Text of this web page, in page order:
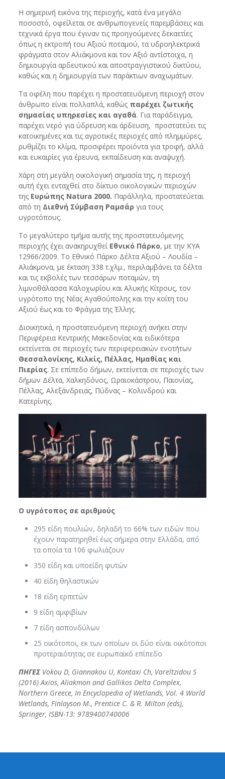
Η σημερινή εικόνα της περιοχής, κατά ένα μεγάλο
ποσοστό, οφείλεται σε ανθρωπογενείς παρεμβάσεις και
τεχνικά έργα που έγιναν τις προηγούμενες δεκαετίες
όπως η εκτροπή του Αξιού ποταμού, τα υδροηλεκτρικά
φράγματα στον Αλιάκμονα και τον Αξιό αντίστοιχα, η
δημιουργία αρδευτικού και αποστραγγιστικού δικτύου,
καθώς και η δημιουργία των παράκτιων αναχωμάτων.
Τα οφέλη που παρέχει η προστατευόμενη περιοχή στον
άνθρωπο είναι πολλαπλά, καθώς παρέχει ζωτικής
σημασίας υπηρεσίες και αγαθά. Για παράδειγμα,
παρέχει νερό για ύδρευση και άρδευση, προστατεύει τις
κατοικημένες και τις αγροτικές περιοχές από πλημμύρες,
ρυθμίζει το κλίμα, προσφέρει προϊόντα για τροφή, αλλά
και ευκαιρίες για έρευνα, εκπαίδευση και αναψυχή.
Χάρη στη μεγάλη οικολογική σημασία της, η περιοχή
αυτή έχει ενταχθεί στο δίκτυο οικολογικών περιοχών
της Ευρώπης Natura 2000. Παράλληλα, προστατεύεται
από τη Διεθνή Σύμβαση Ραμσάρ για τους
υγροτόπους.
Το μεγαλύτερο τμήμα αυτής της προστατευόμενης
περιοχής έχει ανακηρυχθεί Εθνικό Πάρκο, με την ΚΥΑ
12966/2009. Το Εθνικό Πάρκο Δέλτα Αξιού – Λουδία –
Αλιάκμονα, με έκταση 338 τ.χλμ., περιλαμβάνει τα δέλτα
και τις εκβολές των τεσσάρων ποταμών, τη
λιμνοθάλασσα Καλοχωρίου και Αλυκής Κίτρους, τον
υγρότοπο της Νέας Αγαθούπολης και την κοίτη του
Αξιού έως και το Φράγμα της Έλλης.
Διοικητικά, η προστατευόμενη περιοχή ανήκει στην
Περιφέρεια Κεντρικής Μακεδονίας και ειδικότερα
εκτείνεται σε περιοχές των περιφερειακών ενοτήτων
Θεσσαλονίκης, Κιλκίς, Πέλλας, Ημαθίας και
Πιερίας. Σε επίπεδο δήμων, εκτείνεται σε περιοχές των
δήμων Δέλτα, Χαλκηδόνος, Ωραιοκάστρου, Παιονίας,
Πέλλας, Αλεξάνδρειας, Πύδνας – Κολινδρού και
Κατερίνης.
Ο υγρότοπος σε αριθμούς
295 είδη πουλιών, δηλαδή το 66% των ειδών που
έχουν παρατηρηθεί έως σήμερα στην Ελλάδα, από
τα οποία τα 106 φωλιάζουν
350 είδη και υποείδη φυτών
40 είδη θηλαστικών
18 είδη ερπετών
9 είδη αμφιβίων
7 είδη ασπονδύλων
25 οικότοποι, εκ των οποίων οι δύο είναι οικότοποι
προτεραιότητας σε ευρωπαϊκό επίπεδο
ΠΗΓΕΣVokou D, Giannakou U, Kontaxi Ch, Vareltzidou S
(2016) Axios, Aliakmon and Gallikos Delta Complex,
Νorthern Greece, In Encyclopedia of Wetlands, Vol. 4 World
Wetlands, Finlayson M., Prentice C. & R. Milton (eds),
Springer, ISBN-13: 9789400740006